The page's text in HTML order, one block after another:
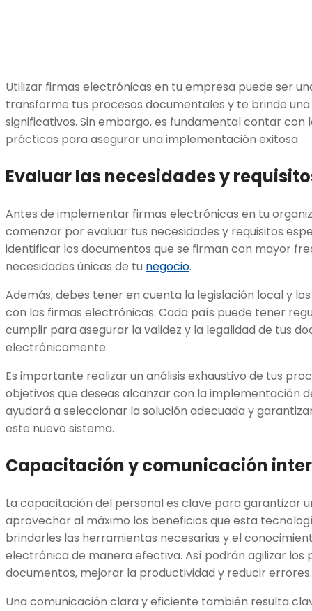
Utilizar firmas electrónicas en tu empresa puede ser
transforme tus procesos documentales y te brinde
significativos. Sin embargo, es fundamental contar con
prácticas para asegurar una implementación exitosa.
Evaluar las necesidades y
Antes de implementar firmas electrónicas en tu
comenzar por evaluar tus necesidades y requisitos
identificar los documentos que se firman con mayor
necesidades únicas de tu negocio.
Además, debes tener en cuenta la legislación local y
con las firmas electrónicas. Cada país puede tener
cumplir para asegurar la validez y la legalidad de tus
electrónicamente.
Es importante realizar un análisis exhaustivo de tus
objetivos que deseas alcanzar con la implementación
ayudará a seleccionar la solución adecuada y
este nuevo sistema.
Capacitación y comunicación
La capacitación del personal es clave para garantizar
aprovechar al máximo los beneficios que esta
brindarles las herramientas necesarias y el
electrónica de manera efectiva. Así podrán agilizar los
documentos, mejorar la productividad y reducir errores.
Una comunicación clara y eficiente también resulta